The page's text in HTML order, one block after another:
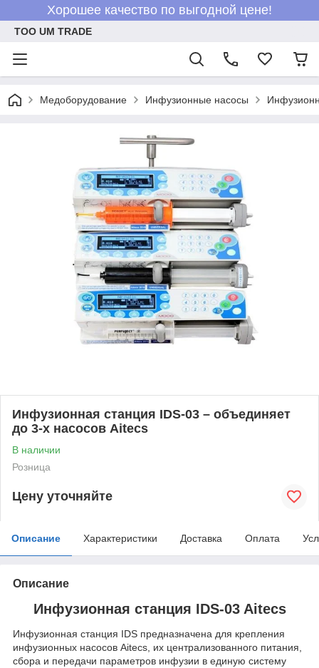
Хорошее качество по выгодной цене!
ТОО UM TRADE
Медоборудование Инфузионные насосы
Инфузионная станция IDS-03 – объединяет
до 3-х насосов Aitecs
В наличии
Розница
Цену уточняйте
Описание Характеристики Доставка Оплата
Описание
Инфузионная станция IDS-03 Aitecs
Инфузионная станция IDS предназначена для крепления
инфузионных насосов Aitecs, их централизованного питания,
сбора и передачи параметров инфузии в единую систему